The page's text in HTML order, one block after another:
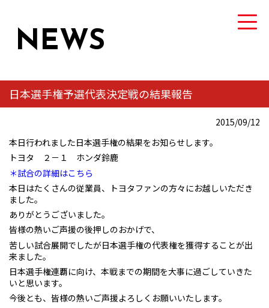
TEAM
MEMBER
選手・スタッフ紹介
NEWS
ニュース
GAME
試合予定日程やスタメン・試合結果
NEWS
日本選手権予選代表決定戦の結果報告
2015/09/12
本日行われました日本選手権の結果をお知らせします。
トヨタ ２－１ ホンダ鈴鹿
＊試合の詳細はこちら
本日はたくさんの従業員、トヨタファンの方々にお越しいただき
ました。
ありがとうございました。
皆様の熱いご声援の後押しのおかげで、
苦しい試合展開でしたが日本選手権の代表権を獲得することが出
来ました。
日本選手権連覇に向け、本戦までの期間を大事に過ごしていきた
いと思います。
今後とも、皆様の熱いご声援よろしくお願いいたします。